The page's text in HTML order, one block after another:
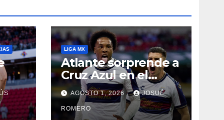
LIGA MX
Atlante sorprende a
Cruz Azul en el
Banorte
AGOSTO 1, 2026 JOSUÉ
ROMERO